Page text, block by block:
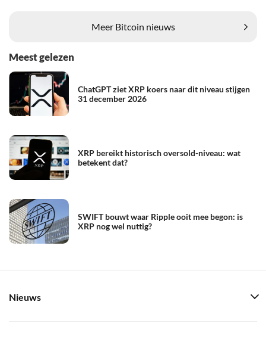
Meer Bitcoin nieuws
Meest gelezen
ChatGPT ziet XRP koers naar dit niveau stijgen
31 december 2026
XRP bereikt historisch oversold-niveau: wat
betekent dat?
SWIFT bouwt waar Ripple ooit mee begon: is
XRP nog wel nuttig?
Nieuws